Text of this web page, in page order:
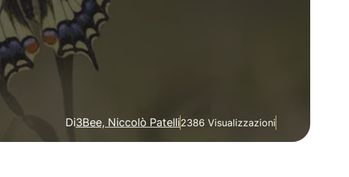
Di3Bee, Niccolò Patelli2386 Visualizzazioni